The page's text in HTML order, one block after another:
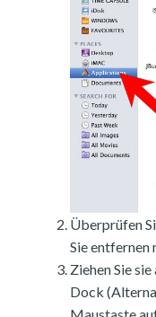
Überprüfen
Sie entfernen
Ziehen Sie
Dock